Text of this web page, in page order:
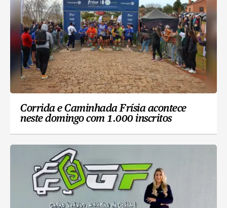
Corrida e Caminhada Frísia acontece
neste domingo com 1.000 inscritos